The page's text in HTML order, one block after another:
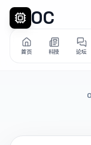
OC
首页 科技 论坛